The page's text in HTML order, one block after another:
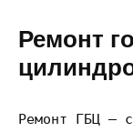
Ремонт
Ремонт ГБЦ –